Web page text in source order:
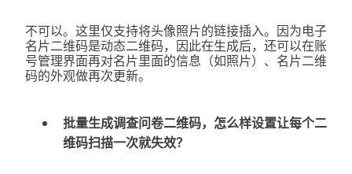
不可以。这里仅支持将头像照片的链接插入。因为电子
名片二维码是动态二维码，因此在生成后，还可以在账
号管理界面再对名片里面的信息（如照片）、名片二维
码的外观做再次更新。
批量生成调查问卷二维码，怎么样设置让每个二
维码扫描一次就失效？